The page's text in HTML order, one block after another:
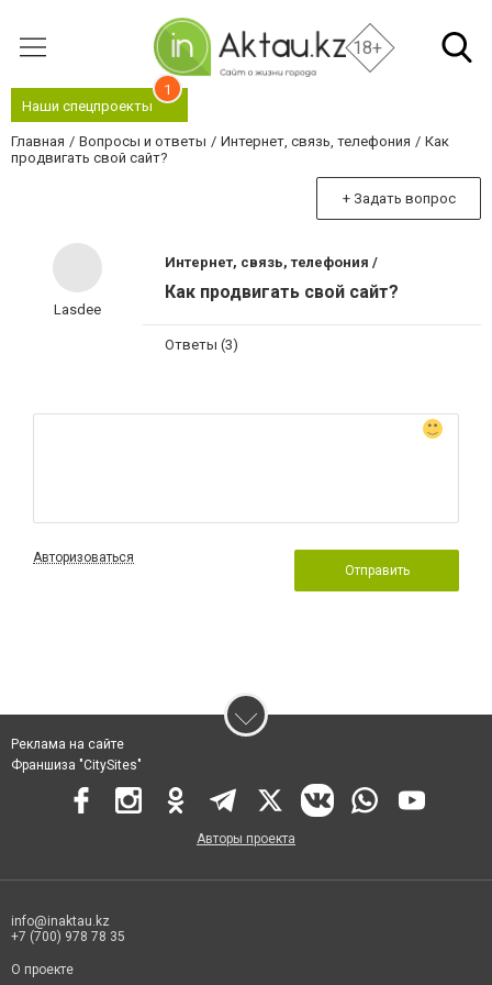
18+
Наши спецпроекты
1
Главная Вопросы и ответы Интернет, связь, телефония
Как
продвигать свой сайт?
+ Задать вопрос
Lasdee
Интернет, связь, телефония /
Как продвигать свой сайт?
Ответы (3)
Авторизоваться
Отправить
Реклама на сайте
Франшиза "CitySites"
Авторы проекта
info@inaktau.kz
+7 (700) 978 78 35
О проекте